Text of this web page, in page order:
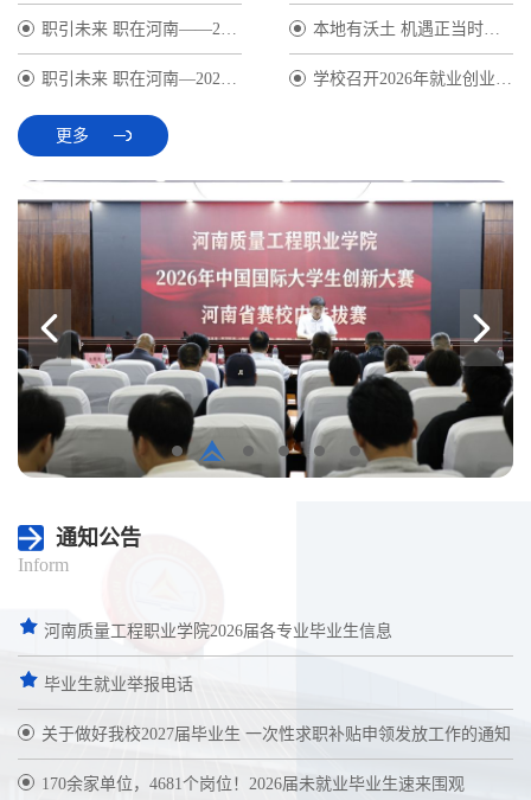
职引未来 职在河南——2026年全... 本地有沃土 机遇正当时——我校...
职引未来 职在河南—2026年全国... 学校召开2026年就业创业工作推...
更多
通知公告
Inform
河南质量工程职业学院2026届各专业毕业生信息
毕业生就业举报电话
关于做好我校2027届毕业生 一次性求职补贴申领发放工作的通知
170余家单位，4681个岗位！2026届未就业毕业生速来围观